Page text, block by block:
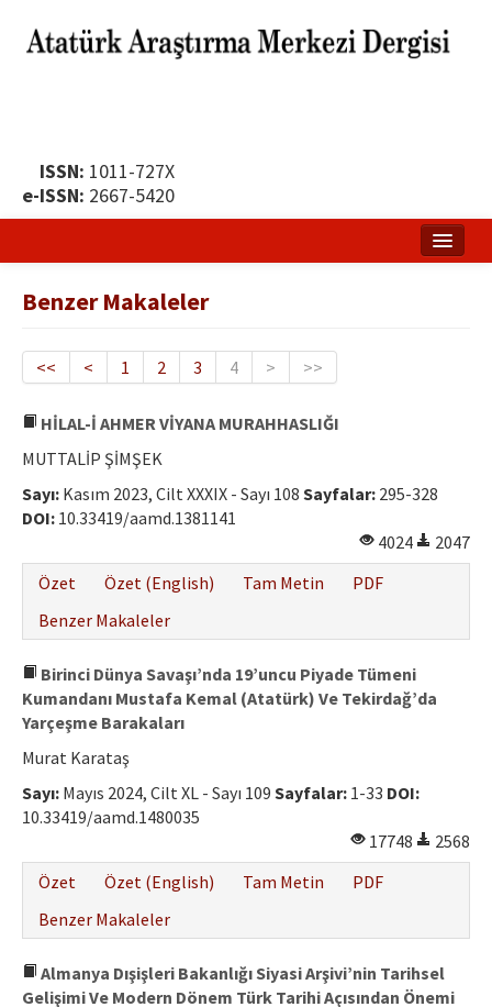
ISSN: 1011-727X
e-ISSN: 2667-5420
Yayın Politikası
Dergi Kurulları
Yayın İlkeleri
Etik İlkeler
Hakem Rehberi
İletişim
Benzer Makaleler
<< < 1 2 3 4 > >>
HİLAL-İ AHMER VİYANA MURAHHASLIĞI
MUTTALİP ŞİMŞEK
Sayı: Kasım 2023, Cilt XXXIX - Sayı 108 Sayfalar: 295-328
DOI: 10.33419/aamd.1381141
4024
2047
Özet
Özet (English) Tam Metin
PDF
Benzer Makaleler
Birinci Dünya Savaşı’nda 19’uncu Piyade Tümeni
Kumandanı Mustafa Kemal (Atatürk) Ve Tekirdağ’da
Yarçeşme Barakaları
Murat Karataş
Sayı: Mayıs 2024, Cilt XL - Sayı 109 Sayfalar: 1-33 DOI:
10.33419/aamd.1480035
17748
2568
Özet
Özet (English) Tam Metin
PDF
Benzer Makaleler
Almanya Dışişleri Bakanlığı Siyasi Arşivi’nin Tarihsel
Gelişimi Ve Modern Dönem Türk Tarihi Açısından Önemi